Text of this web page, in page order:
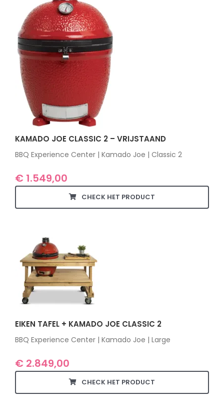
KAMADO JOE CLASSIC 2 – VRIJSTAAND
BBQ Experience Center | Kamado Joe | Classic 2
€1.549,00
CHECK HET PRODUCT
EIKEN TAFEL + KAMADO JOE CLASSIC 2
BBQ Experience Center | Kamado Joe | Large
€2.849,00
CHECK HET PRODUCT